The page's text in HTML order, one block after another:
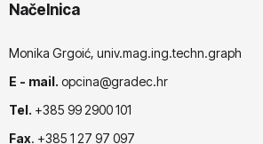
Načelnica
Monika Grgoić, univ.mag.ing.techn.graph
E - mail. opcina@gradec.hr
Tel. +385 99 2900 101
Fax. +385 1 27 97 097